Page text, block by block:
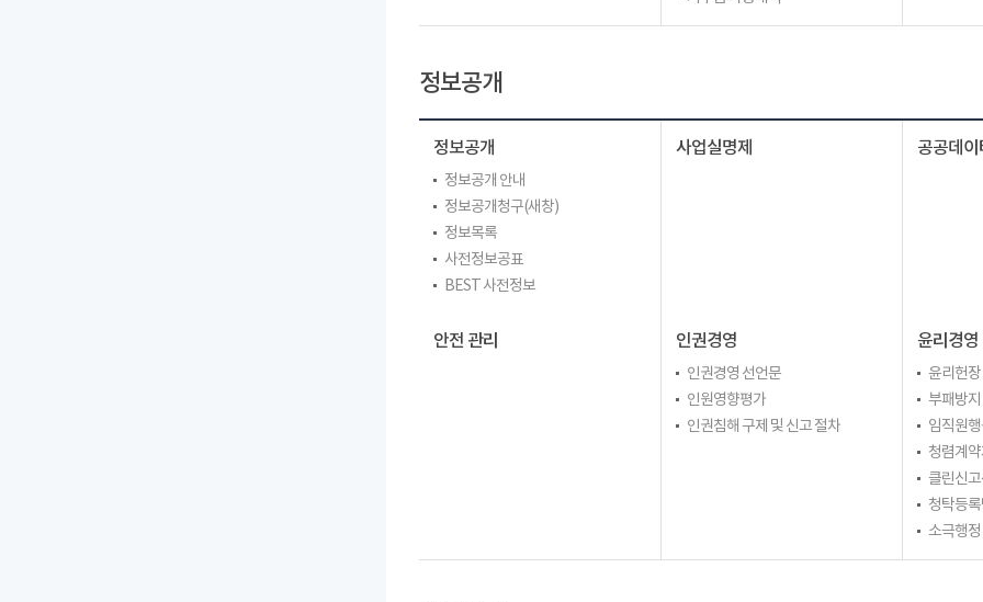
정보공개
정보공개
정보공개 안내
정보공개청구(새창)
정보목록
사전정보공표
BEST 사전정보
사업실명제 공공데
안전 관리 인권경영
인권경영 선언문
인원영향평가
인권침해 구제 및 신고 절차
윤리경영
윤리헌장
부패방
임직원
청렴계약
클린신고
청탁등
소극행정